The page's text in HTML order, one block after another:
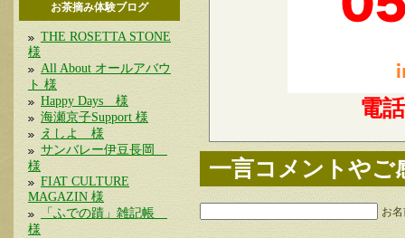
お茶摘み体験ブログ
THE ROSETTA STONE
様
All About オールアバウ
ト 様
Happy Days 様
海瀬京子Support 様
えしよ 様
サンバレー伊豆長岡
様
FIAT CULTURE
MAGAZIN 様
「ふでの蹟」雑記帳
様
電話
一言コメントやご
お